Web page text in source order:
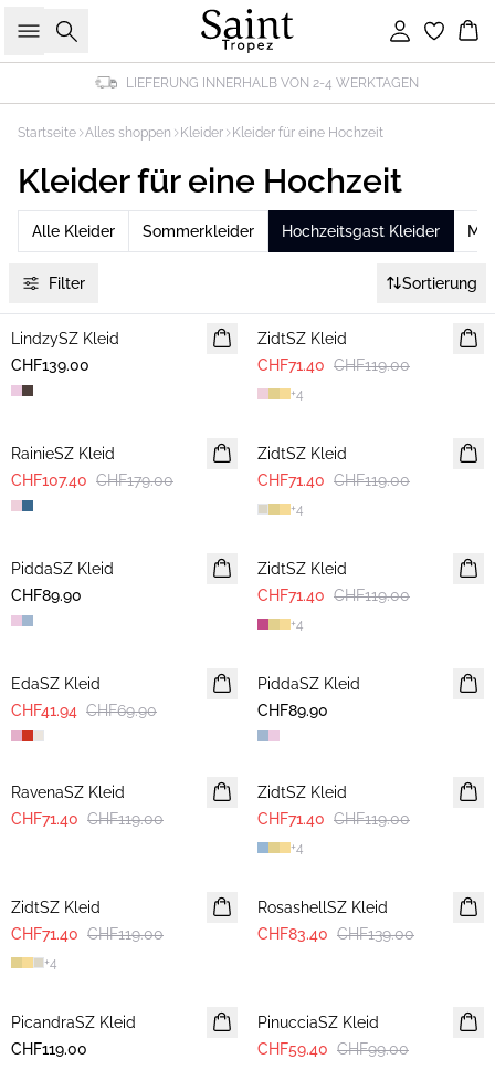
Suche Einloggen
LIEFERUNG INNERHALB VON 2-4 WERKTAGEN
Startseite Alles shoppen Kleider Kleider für eine Hochzeit
Kleider für eine Hochzeit
Alle Kleider Sommerkleider Hochzeitsgast Kleider
Filter Sortierung
NEUHEIT
LindzySZ Kleid
CHF139.00
ZidtSZ Kleid
CHF71.40 CHF119.00
+4
RainieSZ Kleid
CHF107.40 CHF179.00
ZidtSZ Kleid
CHF71.40 CHF119.00
+4
NEUHEIT
PiddaSZ Kleid
CHF89.90
ZidtSZ Kleid
CHF71.40 CHF119.00
+4
EdaSZ Kleid
CHF41.94 CHF69.90
NEUHEIT
PiddaSZ Kleid
CHF89.90
-40%
RavenaSZ Kleid
CHF71.40 CHF119.00
-40%
ZidtSZ Kleid
CHF71.40 CHF119.00
+4
ZidtSZ Kleid
CHF71.40 CHF119.00
+4
RosashellSZ Kleid
CHF83.40 CHF139.00
NEUHEIT
PicandraSZ Kleid
CHF119.00
PinucciaSZ Kleid
CHF59.40 CHF99.00